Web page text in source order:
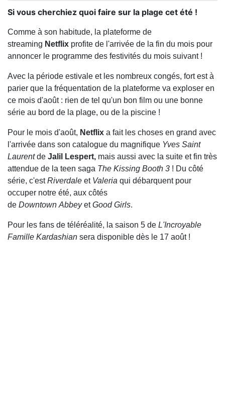
Si vous cherchiez quoi faire sur la plage cet été !
Comme à son habitude, la plateforme de
streaming Netflix profite de l'arrivée de la fin du mois pour
annoncer le programme des festivités du mois suivant !
Avec la période estivale et les nombreux congés, fort est à
parier que la fréquentation de la plateforme va exploser en
ce mois d'août : rien de tel qu'un bon film ou une bonne
série au bord de la plage, ou de la piscine !
Pour le mois d'août, Netflix a fait les choses en grand avec
l'arrivée dans son catalogue du magnifique Yves Saint
Laurentde Jalil Lespert, mais aussi avec la suite et fin très
attendue de la teen saga The Kissing Booth 3 ! Du côté
série, c'estRiverdale et Valeria qui débarquent pour
occuper notre été, aux côtés
de Downtown AbbeyetGood Girls.
Pour les fans de téléréalité, la saison 5 de L'Incroyable
Famille Kardashian sera disponible dès le 17 août !